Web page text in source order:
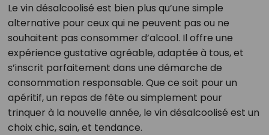
Le vin désalcoolisé est bien plus qu’une simple
alternative pour ceux qui ne peuvent pas ou ne
souhaitent pas consommer d’alcool. Il offre une
expérience gustative agréable, adaptée à tous, et
s’inscrit parfaitement dans une démarche de
consommation responsable. Que ce soit pour un
apéritif, un repas de fête ou simplement pour
trinquer à la nouvelle année, le vin désalcoolisé est un
choix chic, sain, et tendance.